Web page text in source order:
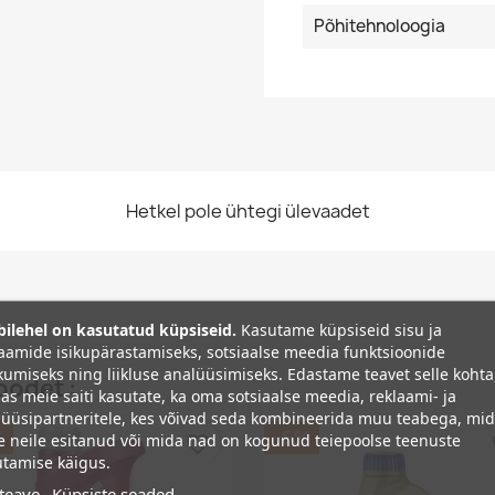
Põhitehnoloogia
Hetkel pole ühtegi ülevaadet
:
favorite_border −5%
on kasutatud küpsiseid. Kasutame küpsiseid sisu ja
isikupärastamiseks, sotsiaalse meedia funktsioonide
ning liikluse analüüsimiseks. Edastame teavet selle
meie saiti kasutate, ka oma sotsiaalse meedia, reklaami- ja
kes võivad seda kombineerida muu teabega,
neile esitanud või mida nad on kogunud teiepoolse teenuste
käigus.